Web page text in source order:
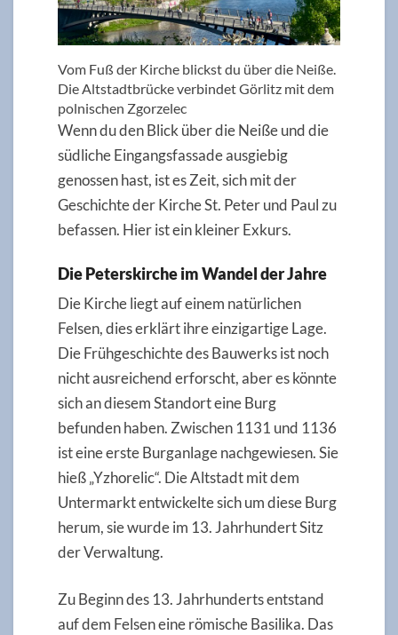
Vom Fuß der Kirche blickst du über die Neiße.
Die Altstadtbrücke verbindet Görlitz mit dem
polnischen Zgorzelec
Wenn du den Blick über die Neiße und die
südliche Eingangsfassade ausgiebig
genossen hast, ist es Zeit, sich mit der
Geschichte der Kirche St. Peter und Paul zu
befassen. Hier ist ein kleiner Exkurs.
Die Peterskirche im Wandel der Jahre
Die Kirche liegt auf einem natürlichen
Felsen, dies erklärt ihre einzigartige Lage.
Die Frühgeschichte des Bauwerks ist noch
nicht ausreichend erforscht, aber es könnte
sich an diesem Standort eine Burg
befunden haben. Zwischen 1131 und 1136
ist eine erste Burganlage nachgewiesen. Sie
hieß „Yzhorelic“. Die Altstadt mit dem
Untermarkt entwickelte sich um diese Burg
herum, sie wurde im 13. Jahrhundert Sitz
der Verwaltung.
Zu Beginn des 13. Jahrhunderts entstand
auf dem Felsen eine römische Basilika. Das